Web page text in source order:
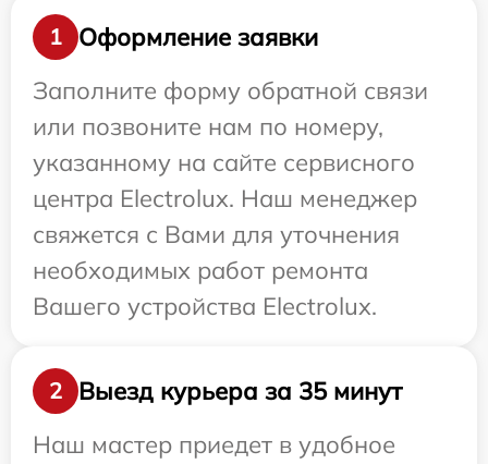
1
Оформление заявки
Заполните форму обратной связи
или позвоните нам по номеру,
указанному на сайте сервисного
центра Electrolux. Наш менеджер
свяжется с Вами для уточнения
необходимых работ ремонта
Вашего устройства Electrolux.
2
Выезд курьера за 35 минут
Наш мастер приедет в удобное